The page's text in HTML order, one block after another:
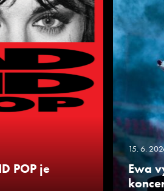
POP je
15. 6.
Ewa